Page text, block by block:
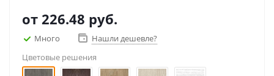
от 226.48 руб.
Много
Нашли дешевле?
Цветовые решения